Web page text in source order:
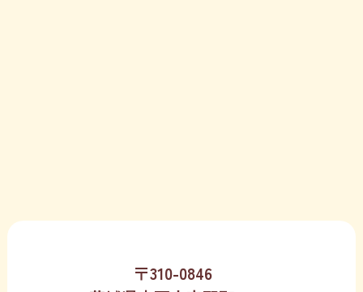
〒310-0846